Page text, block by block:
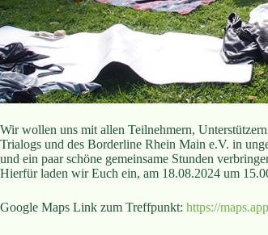
Wir wollen uns mit allen Teilnehmern,
Trialogs und des Borderline Rhein Main e.V. in
und ein paar schöne gemeinsame Stunden
Hierfür laden wir Euch ein, am 18.08.2024 um
Google Maps Link zum Treffpunkt: https://